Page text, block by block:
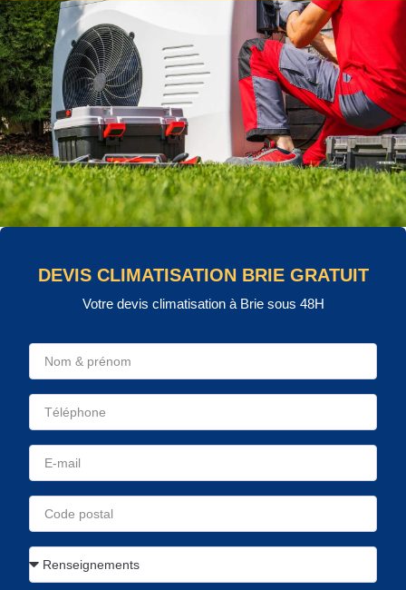
DEVIS CLIMATISATION BRIE GRATUIT
Votre devis climatisation à Brie sous 48H